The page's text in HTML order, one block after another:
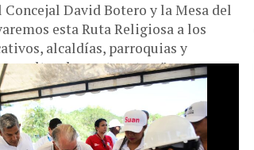
Concejal David Botero y la Mesa del
esta Ruta Religiosa a los
alcaldías, parroquias y
culturales, entre otros”....